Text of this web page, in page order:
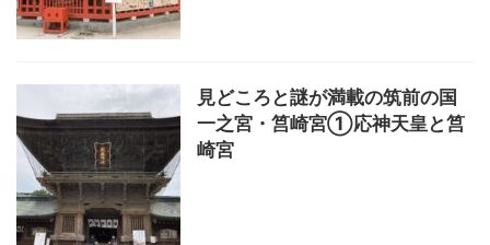
見どころと謎が満載の筑前の国
一之宮・筥崎宮①応神天皇と筥
崎宮